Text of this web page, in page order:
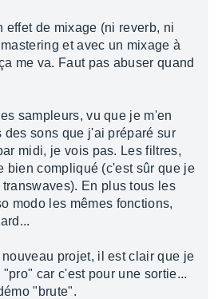
effet de mixage (ni reverb, ni
et avec un mixage à
me va. Faut pas abuser quand
sampleurs, vu que je m'en
des sons que j'ai préparé sur
midi, je vois pas. Les filtres,
bien compliqué (c'est sûr que je
En plus tous les
modo les mêmes fonctions,
projet, il est clair que je
car c'est pour une sortie...
"brute".